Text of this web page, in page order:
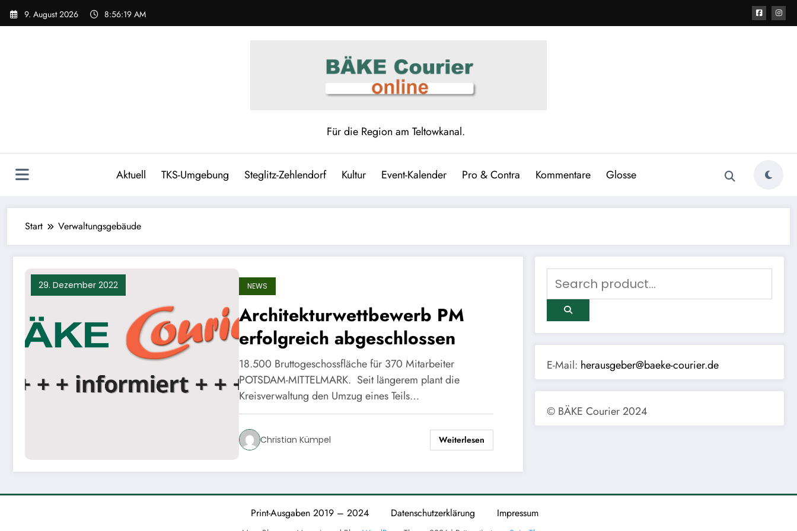
Zum
Inhalt
9. August 2026 8:56:20 AM
Für die Region am Teltowkanal.
Aktuell TKS-Umgebung Steglitz-Zehlendorf Kultur Event-Kalender Pro & Contra Kommentare Glosse
Start Verwaltungsgebäude
29. Dezember 2022 NEWS
Architekturwettbewerb PM
erfolgreich abgeschlossen
18.500 Bruttogeschossfläche für 370 Mitarbeiter
POTSDAM-MITTELMARK. Seit längerem plant die
Kreisverwaltung den Umzug eines Teils…
Christian Kümpel Weiterlesen
E-Mail: herausgeber@baeke-courier.de
© BÄKE Courier 2024
Print-Ausgaben 2019 – 2024 Datenschutzerklärung Impressum